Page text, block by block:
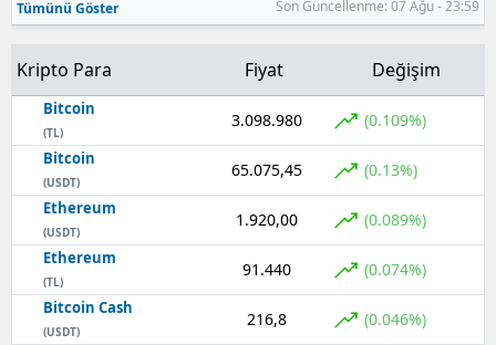
Sinop
Sivas
Tekirdağ
Tokat
Trabzon
Tümünü Göster Son Güncellenme: 07 Ağu - 23:59
Kripto Para Fiyat Değişim
Bitcoin
(TL)
3.098.980 (0.109%)
Bitcoin
(USDT)
65.075,45 (0.13%)
Ethereum
(USDT)
1.920,00 (0.089%)
Ethereum
(TL)
91.440 (0.074%)
Bitcoin Cash
(USDT)
216,8 (0.046%)